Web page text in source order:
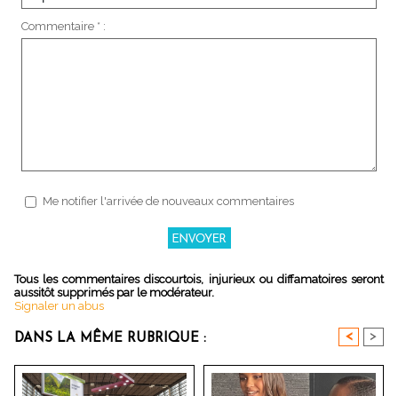
Commentaire * :
Me notifier l'arrivée de nouveaux commentaires
Tous les commentaires discourtois, injurieux ou diffamatoires seront
aussitôt supprimés par le modérateur.
Signaler un abus
DANS LA MÊME RUBRIQUE : < >